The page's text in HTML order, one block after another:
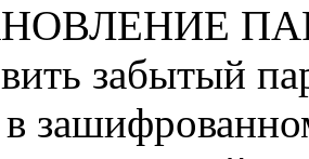
забытый
в